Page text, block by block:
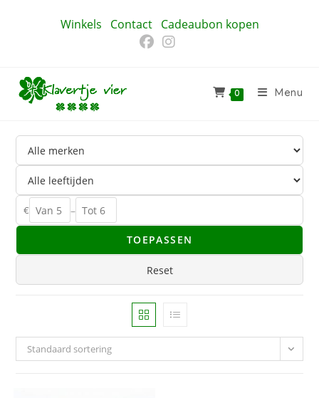
Winkels Contact Cadeaubon kopen
0 Menu
€ –
TOEPASSEN
Reset
Standaard sortering